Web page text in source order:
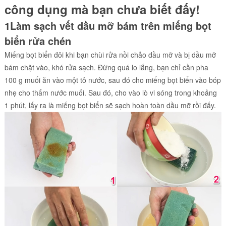
công dụng mà bạn chưa biết đấy!
1Làm sạch vết dầu mỡ bám trên miếng bọt
biển rửa chén
Miếng bọt biển đôi khi bạn chùi rửa nồi chảo dầu mỡ và bị dầu mỡ
bám chặt vào, khó rửa sạch. Đừng quá lo lắng, bạn chỉ cần pha
100 g muối ăn vào một tô nước, sau đó cho miếng bọt biển vào bóp
nhẹ cho thấm nước muối. Sau đó, cho vào lò vi sóng trong khoảng
1 phút, lấy ra là miếng bọt biển sẽ sạch hoàn toàn dầu mỡ rồi đấy.